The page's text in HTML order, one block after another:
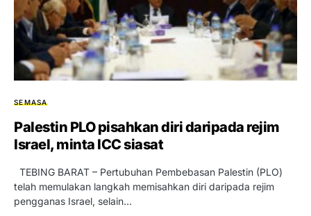
SEMASA
Palestin PLO pisahkan diri daripada rejim
Israel, minta ICC siasat
TEBING BARAT – Pertubuhan Pembebasan Palestin (PLO)
telah memulakan langkah memisahkan diri daripada rejim
pengganas Israel, selain…